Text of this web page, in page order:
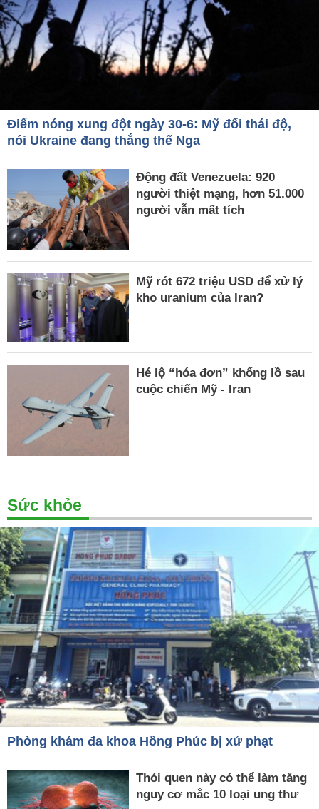
Điểm nóng xung đột ngày 30-6: Mỹ đổi thái độ,
nói Ukraine đang thắng thế Nga
Động đất Venezuela: 920
người thiệt mạng, hơn 51.000
người vẫn mất tích
Mỹ rót 672 triệu USD để xử lý
kho uranium của Iran?
Hé lộ “hóa đơn” khổng lồ sau
cuộc chiến Mỹ - Iran
Sức khỏe
Phòng khám đa khoa Hồng Phúc bị xử phạt
Thói quen này có thể làm tăng
nguy cơ mắc 10 loại ung thư